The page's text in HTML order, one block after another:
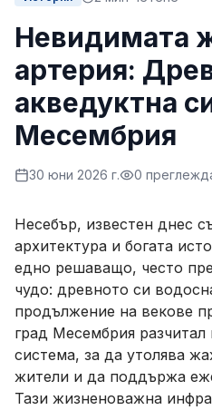
Невидимата
артерия:
акведуктна
Месембрия
30 юни 2026 г. 0
Несебър, известен днес
архитектура и богата
едно решаващо, често
чудо: древното си
продължение на векове
град Месембрия
система, за да утолява
жители и да поддържа
Тази жизненоважна